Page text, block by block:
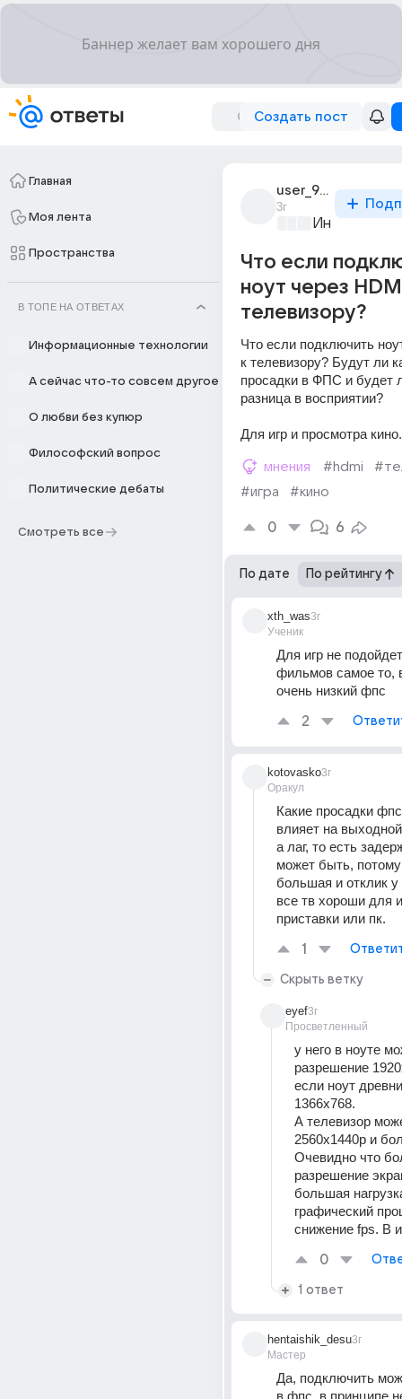
Создать пост
Главная
Моя лента
Пространства
В ТОПЕ НА ОТВЕТАХ
Информационные технологии
А сейчас что-то совсем другое
О любви без купюр
Философский вопрос
Политические дебаты
Смотреть все
user_95617650
3г
Что если
ноут через
телевизору?
Что если подключить
к телевизору? Будут ли
просадки в ФПС и будет
разница в восприятии?
Для игр и просмотра кино.
мнения #hdmi
#игра
#кино
0 6
По дате По рейтингу
xth_was
Ученик
3г
Для игр не
фильмов самое то,
очень низкий фпс
2
kotovasko
Оракул
3г
Какие просадки
а лаг, то есть
может быть,
большая и отклик
все тв хороши для
приставки или пк.
1
Скрыть ветку
eyef
Просветленный
3г
у него в ноуте
разрешение
если ноут
1366x768.
А телевизор
2560x1440p и
Очевидно что
разрешение
большая
графический
снижение fps. В
0
1 ответ
hentaishik_desu
Мастер
3г
Да, подключить
в фпс, в принципе